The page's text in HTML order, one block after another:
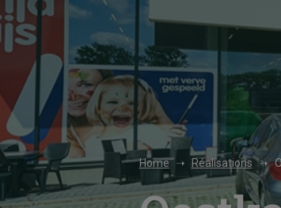
Home Réalisations